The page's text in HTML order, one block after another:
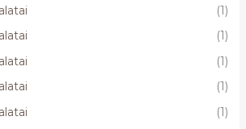
(1)
(1)
(1)
(1)
(1)